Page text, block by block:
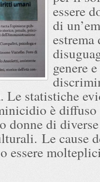
essere
di
estrema
genere
Le statistiche
è
donne di
Le cause
essere